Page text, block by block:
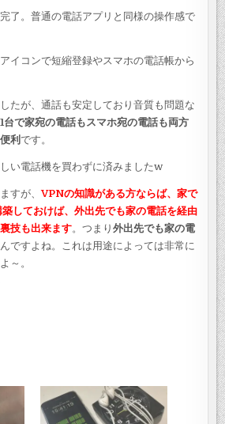
了。普通の電話アプリと同様の操作感で
イコンで短縮登録やスマホの電話帳から
たが、通話も安定しており音質も問題な
台で家宛の電話もスマホ宛の電話も両方
利です。
い電話機を買わずに済みましたw
すが、VPNの知識がある方ならば、家で
しておけば、外出先でも家の電話を経由
技も出来ます。つまり外出先でも家の電
んですよね。これは用途によっては非常に
～。